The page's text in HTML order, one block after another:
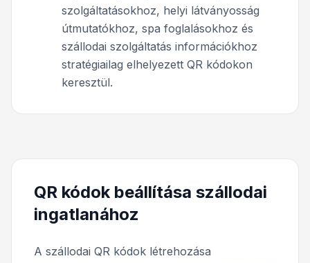
szolgáltatásokhoz, helyi látványosság
útmutatókhoz, spa foglalásokhoz és
szállodai szolgáltatás információkhoz
stratégiailag elhelyezett QR kódokon
keresztül.
QR kódok beállítása szállodai
ingatlanához
A szállodai QR kódok létrehozása